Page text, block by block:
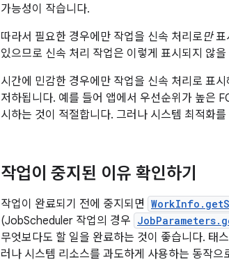
가능성이 작습니다.
따라서 필요한 경우에만 작업을 신속 처리로만표
있으므로 신속 처리 작업은 이렇게 표시되지 않
시간에 민감한 경우에만 작업을 신속 처리로 표
저하됩니다. 예를 들어 앱에서 우선순위가 높은
시하는 것이 적절합니다. 그러나 시스템 최적화
작업이 중지된 이유 확인하기
작업이 완료되기 전에 중지되면
(JobScheduler 작업의 경우
무엇보다도 할 일을 완료하는 것이 좋습니다. 태
러나 시스템 리소스를 과도하게 사용하는 동작